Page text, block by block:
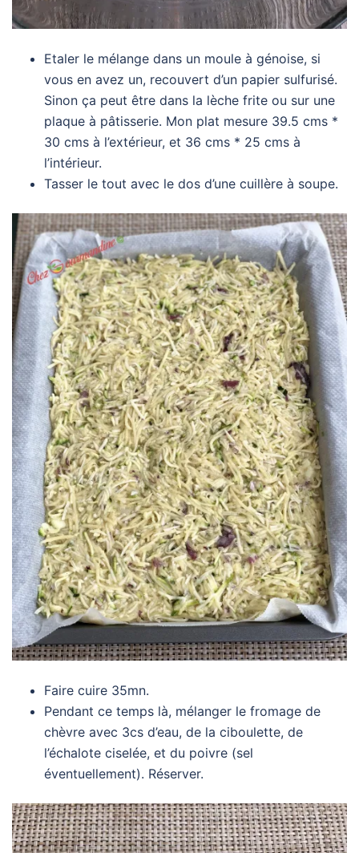
Etaler le mélange dans un moule à génoise, si
vous en avez un, recouvert d’un papier sulfurisé.
Sinon ça peut être dans la lèche frite ou sur une
plaque à pâtisserie. Mon plat mesure 39.5 cms *
30 cms à l’extérieur, et 36 cms * 25 cms à
l’intérieur.
Tasser le tout avec le dos d’une cuillère à soupe.
Faire cuire 35mn.
Pendant ce temps là, mélanger le fromage de
chèvre avec 3cs d’eau, de la ciboulette, de
l’échalote ciselée, et du poivre (sel
éventuellement). Réserver.